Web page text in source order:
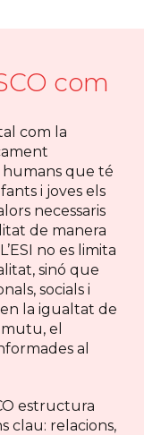
com
com la
que té
i joves els
necessaris
de manera
no es limita
sinó que
socials i
la igualtat de
el
al
estructura
clau: relacions,